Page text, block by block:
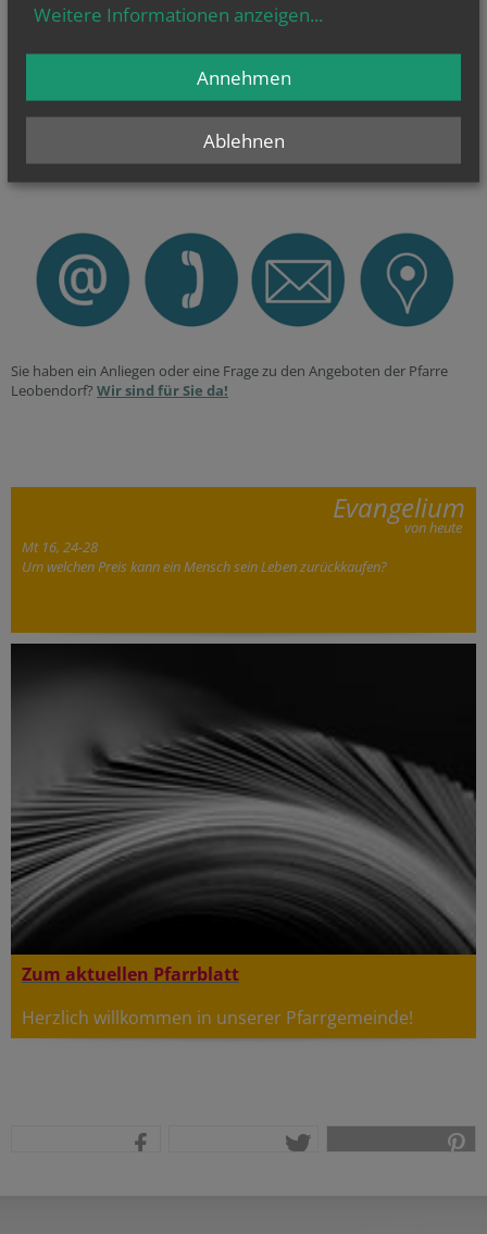
Ob Taufe oder Wiedereintritt – unsere Türen sind
immer offen.
> Vier Wege in die katholische Kirche
Sie haben ein Anliegen oder eine Frage zu den Angeboten der Pfarre
Leobendorf? Wir sind für Sie da!
Evangelium
von heute
Mt 16, 24-28
Um welchen Preis kann ein Mensch sein Leben zurückkaufen?
Zum aktuellen Pfarrblatt
Herzlich willkommen in unserer Pfarrgemeinde!
Weitere Informationen anzeigen...
Ablehnen
Annehmen